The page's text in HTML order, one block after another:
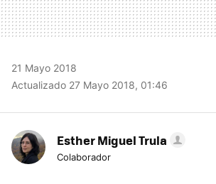
21 Mayo 2018
Actualizado 27 Mayo 2018, 01:46
Esther Miguel Trula
Colaborador